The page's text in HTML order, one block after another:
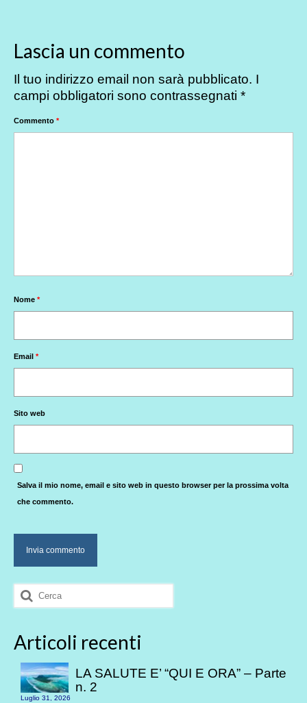
Lascia un commento
Il tuo indirizzo email non sarà pubblicato. I
campi obbligatori sono contrassegnati *
Commento *
Nome *
Email *
Sito web
Salva il mio nome, email e sito web in questo browser per la prossima volta
che commento.
Cerca:
Articoli recenti
LA SALUTE E’ “QUI E ORA” – Parte
n. 2
Luglio 31, 2026